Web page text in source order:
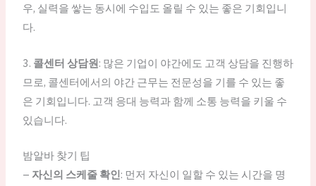
우, 실력을 쌓는 동시에 수입도 올릴 수 있는 좋은 기회입니
다.
3. 콜센터 상담원: 많은 기업이 야간에도 고객 상담을 진행하
므로, 콜센터에서의 야간 근무는 전문성을 기를 수 있는 좋
은 기회입니다. 고객 응대 능력과 함께 소통 능력을 키울 수
있습니다.
밤알바 찾기 팁
– 자신의 스케줄 확인: 먼저 자신이 일할 수 있는 시간을 명